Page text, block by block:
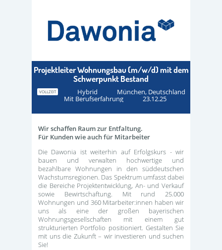
Projektleiter Wohnungsbau (m/w/d) mit dem
Schwerpunkt Bestand
VOLLZEIT Hybrid München, Deutschland
Mit Berufserfahrung 23.12.25
Wir schaffen Raum zur Entfaltung.
Für Kunden wie auch für Mitarbeiter
Die Dawonia ist weiterhin auf Erfolgskurs - wir
bauen und verwalten hochwertige und
bezahlbare Wohnungen in den süddeutschen
Wachstumsregionen. Das Spektrum umfasst dabei
die Bereiche Projektentwicklung, An- und Verkauf
sowie Bewirtschaftung. Mit rund 25.000
Wohnungen und 360 Mitarbeiter:innen haben wir
uns als eine der großen bayerischen
Wohnungsgesellschaften mit einem gut
strukturierten Portfolio positioniert. Gestalten Sie
mit uns die Zukunft – wir investieren und suchen
Sie!